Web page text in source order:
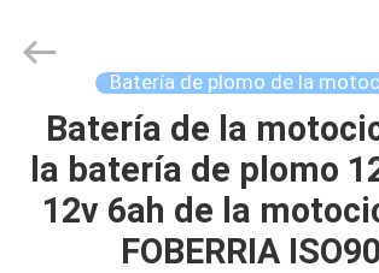
HOGAR
PRODUCTOS
12V3Ah
Proveedor.
battery.com.
Reserved.
Batería de plomo de la
Batería de la
la batería de plomo
12v 6ah de la
FOBERRIA